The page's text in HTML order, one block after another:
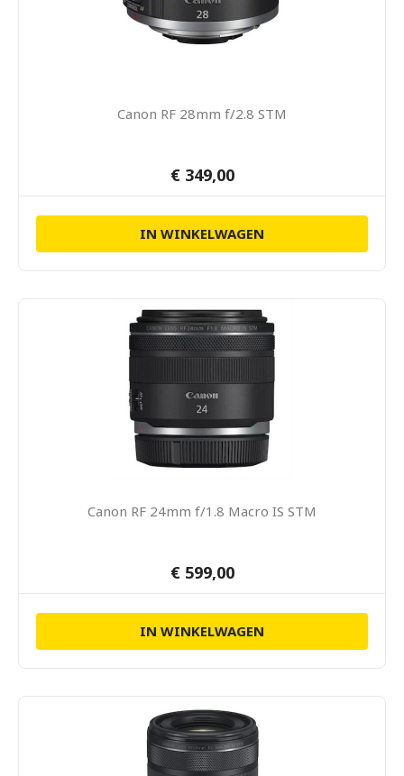
Canon RF 28mm f/2.8 STM
€ 349,00
IN WINKELWAGEN
Canon RF 24mm f/1.8 Macro IS STM
€ 599,00
IN WINKELWAGEN